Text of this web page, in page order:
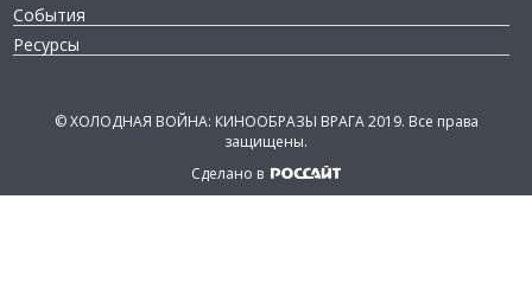
События
Ресурсы
©ХОЛОДНАЯ ВОЙНА: КИНООБРАЗЫ ВРАГА 2019. Все права
защищены.
Сделано в